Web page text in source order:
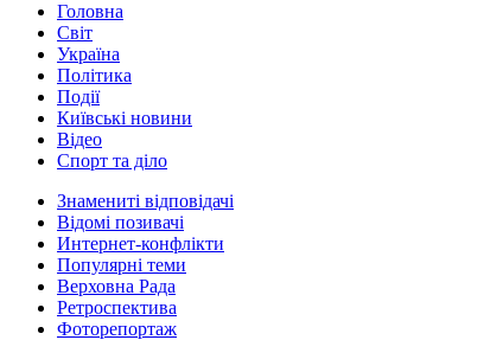
Головна
Світ
Україна
Політика
Події
Київські новини
Відео
Спорт та діло
Знамениті відповідачі
Відомі позивачі
Интернет-конфлікти
Популярні теми
Верховна Рада
Ретроспектива
Фоторепортаж